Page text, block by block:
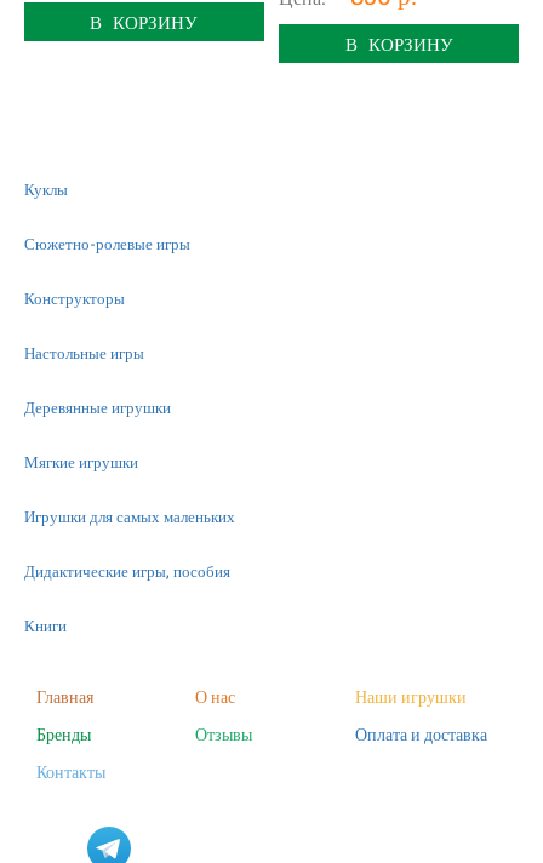
В КОРЗИНУ
В КОРЗИНУ
Куклы
Сюжетно-ролевые игры
Конструкторы
Настольные игры
Деревянные игрушки
Мягкие игрушки
Игрушки для самых маленьких
Дидактические игры, пособия
Книги
Фигурки
Наборы для творчества
Главная О нас
Наши игрушки
Бренды
Отзывы
Оплата и доставка
Контакты